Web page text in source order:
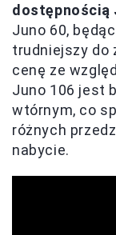
dostępnością
Juno 60,
trudniejszy do
cenę ze
Juno 106 jest
wtórnym, co
różnych
nabycie.